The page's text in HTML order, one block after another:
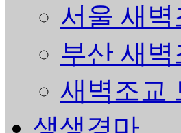
서울 새
부산 새
새벽조교
생생경마